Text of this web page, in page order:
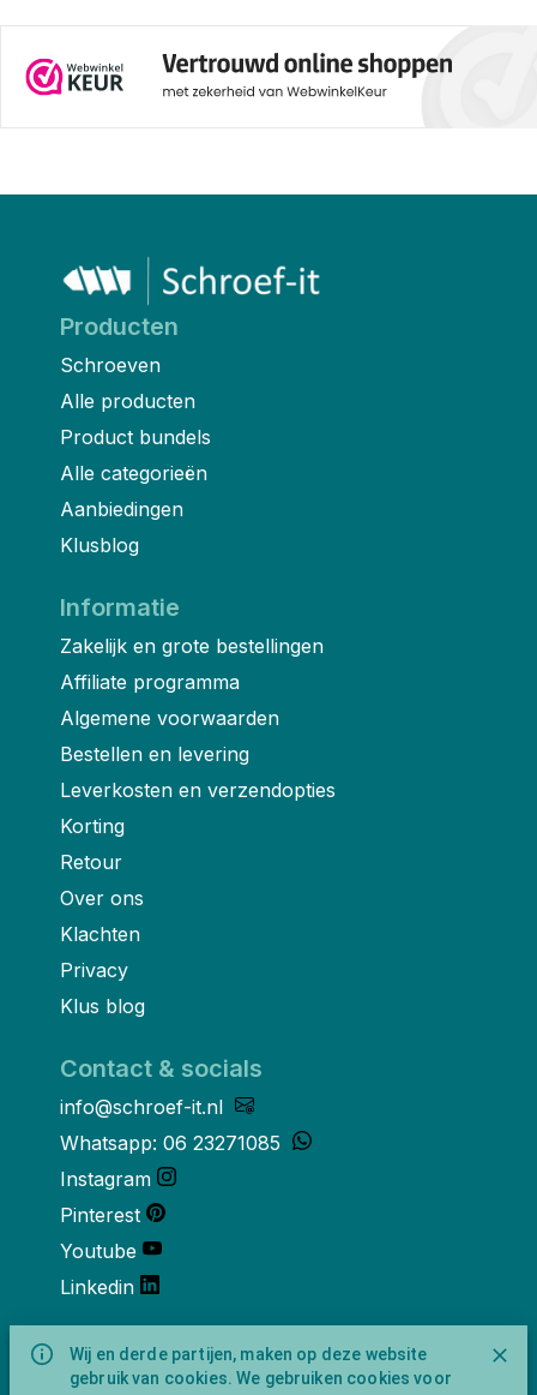
Wij en derde partijen, maken op deze website
gebruik van cookies. We gebruiken cookies voor
Producten
Schroeven
Alle producten
Product bundels
Alle categorieën
Aanbiedingen
Klusblog
Informatie
Zakelijk en grote bestellingen
Affiliate programma
Algemene voorwaarden
Bestellen en levering
Leverkosten en verzendopties
Korting
Retour
Over ons
Klachten
Privacy
Klus blog
Contact & socials
info@schroef-it.nl
Whatsapp: 06 23271085
Instagram
Pinterest
Youtube
Linkedin
Over ons